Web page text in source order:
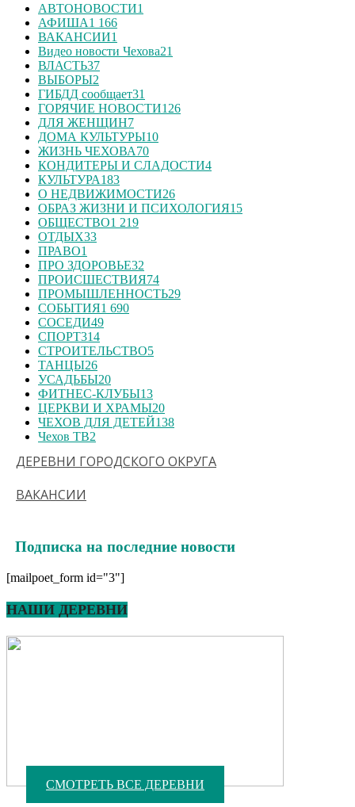
АВТОНОВОСТИ1
АФИША1 166
ВАКАНСИИ1
Видео новости Чехова21
ВЛАСТЬ37
ВЫБОРЫ2
ГИБДД сообщает31
ГОРЯЧИЕ НОВОСТИ126
ДЛЯ ЖЕНЩИН7
ДОМА КУЛЬТУРЫ10
ЖИЗНЬ ЧЕХОВА70
КОНДИТЕРЫ И СЛАДОСТИ4
КУЛЬТУРА183
О НЕДВИЖИМОСТИ26
ОБРАЗ ЖИЗНИ И ПСИХОЛОГИЯ15
ОБЩЕСТВО1 219
ОТДЫХ33
ПРАВО1
ПРО ЗДОРОВЬЕ32
ПРОИСШЕСТВИЯ74
ПРОМЫШЛЕННОСТЬ29
СОБЫТИЯ1 690
СОСЕДИ49
СПОРТ314
СТРОИТЕЛЬСТВО5
ТАНЦЫ26
УСАДЬБЫ20
ФИТНЕС-КЛУБЫ13
ЦЕРКВИ И ХРАМЫ20
ЧЕХОВ ДЛЯ ДЕТЕЙ138
Чехов ТВ2
ДЕРЕВНИ ГОРОДСКОГО ОКРУГА
ВАКАНСИИ
Подписка на последние новости
[mailpoet_form id="3"]
НАШИ ДЕРЕВНИ
СМОТРЕТЬ ВСЕ ДЕРЕВНИ